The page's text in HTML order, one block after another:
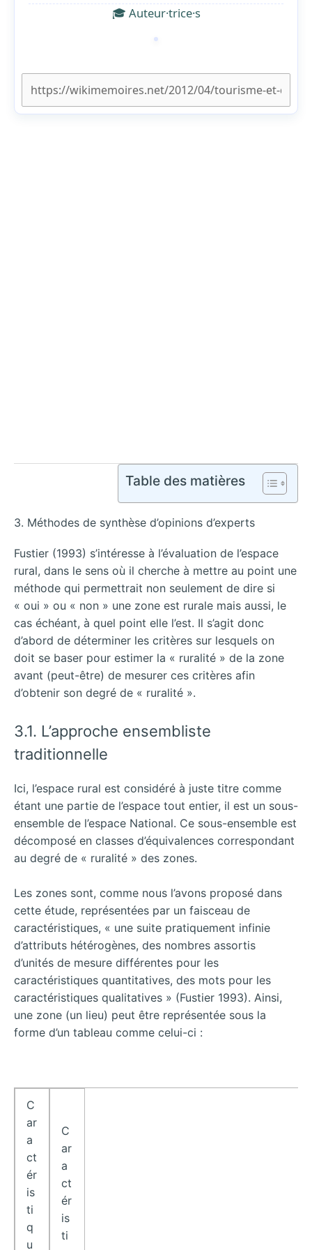
🎓 Auteur·trice·s
Table des matières
3. Méthodes de synthèse d’opinions d’experts
Fustier (1993) s’intéresse à l’évaluation de l’espace
rural, dans le sens où il cherche à mettre au point une
méthode qui permettrait non seulement de dire si
« oui » ou « non » une zone est rurale mais aussi, le
cas échéant, à quel point elle l’est. Il s’agit donc
d’abord de déterminer les critères sur lesquels on
doit se baser pour estimer la « ruralité » de la zone
avant (peut-être) de mesurer ces critères afin
d’obtenir son degré de « ruralité ».
3.1. L’approche ensembliste
traditionnelle
Ici, l’espace rural est considéré à juste titre comme
étant une partie de l’espace tout entier, il est un sous-
ensemble de l’espace National. Ce sous-ensemble est
décomposé en classes d’équivalences correspondant
au degré de « ruralité » des zones.
Les zones sont, comme nous l’avons proposé dans
cette étude, représentées par un faisceau de
caractéristiques, « une suite pratiquement infinie
d’attributs hétérogènes, des nombres assortis
d’unités de mesure différentes pour les
caractéristiques quantitatives, des mots pour les
caractéristiques qualitatives » (Fustier 1993). Ainsi,
une zone (un lieu) peut être représentée sous la
forme d’un tableau comme celui-ci :
C
ar
a
ct
ér
is
ti
q
u
C
ar
a
ct
ér
is
ti